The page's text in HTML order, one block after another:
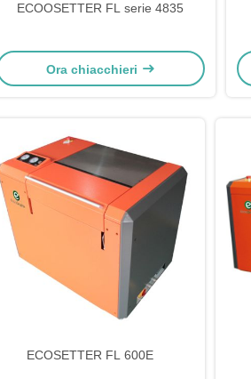
ECOOSETTER FL serie 4835
Ora chiacchieri
ECOSETTER FL 600E